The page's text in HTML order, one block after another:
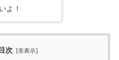
よ！
目次 [非表示]